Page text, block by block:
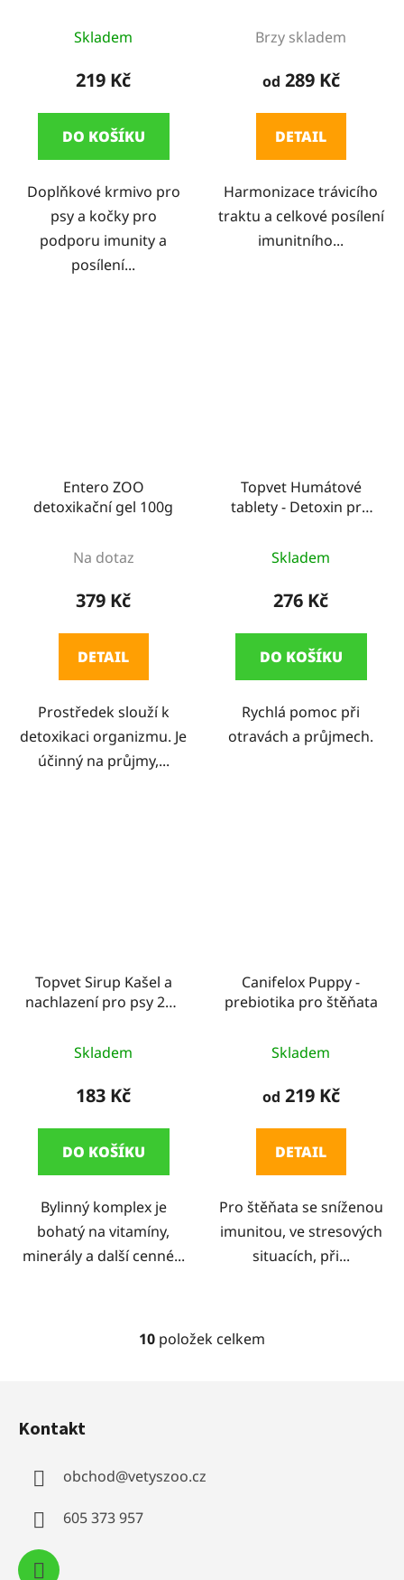
kočky
hodnocení
produktu
5,0
z
hvězdiček.
Skladem
219 Kč
DO KOŠÍKU
Doplňkové krmivo pro
psy a kočky pro
podporu imunity a
posílení...
Brzy skladem
od 289 Kč
DETAIL
Harmonizace trávicího
traktu a celkové posílení
imunitního...
Entero ZOO
detoxikační gel 100g
Na dotaz
379 Kč
DETAIL
Prostředek slouží k
detoxikaci organizmu. Je
účinný na průjmy,...
Topvet Humátové
tablety - Detoxin pro
Skladem
276 Kč
DO KOŠÍKU
Rychlá pomoc při
otravách a průjmech.
Topvet Sirup Kašel a
nachlazení pro psy 200
Skladem
183 Kč
DO KOŠÍKU
Bylinný komplex je
bohatý na vitamíny,
minerály a další cenné...
Canifelox Puppy -
prebiotika pro štěňata
Skladem
od 219 Kč
DETAIL
Pro štěňata se sníženou
imunitou, ve stresových
situacích, při...
O
c
í
10 položek celkem
Kontakt
obchod@vetyszoo.cz
605 373 957